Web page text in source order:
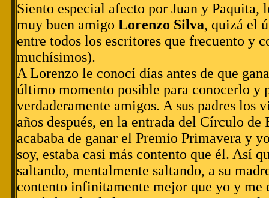
Siento especial afecto por Juan y Paquita,
muy buen amigo Lorenzo Silva, quizá el
entre todos los escritores que frecuento y
muchísimos).
A Lorenzo le conocí días antes de que
último momento posible para conocerlo y
verdaderamente amigos. A sus padres los
años después, en la entrada del Círculo
acababa de ganar el Premio Primavera y
soy, estaba casi más contento que él. Así
saltando, mentalmente saltando, a su
contento infinitamente mejor que yo y me